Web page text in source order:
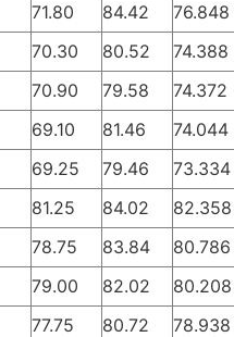
71.80 84.42 76.848
70.30 80.52 74.388
70.90 79.58 74.372
69.10 81.46 74.044
69.25 79.46 73.334
81.25 84.02 82.358
78.75 83.84 80.786
79.00 82.02 80.208
77.75 80.72 78.938